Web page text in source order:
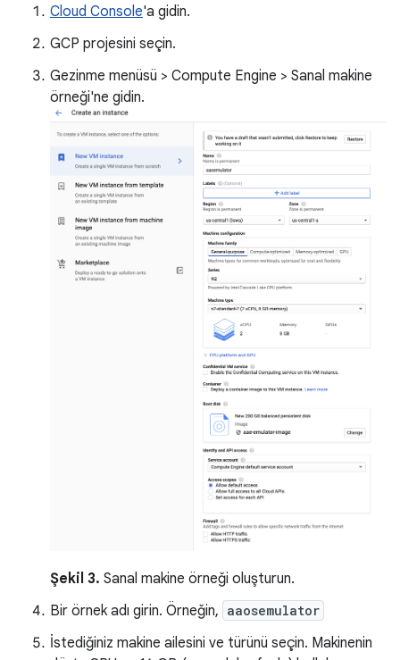
Cloud Console'a gidin.
GCP projesini seçin.
Gezinme menüsü > Compute Engine > Sanal makine
örneği'ne gidin.
Şekil 3. Sanal makine örneği oluşturun.
Bir örnek adı girin. Örneğin, aaosemulator
İstediğiniz makine ailesini ve türünü seçin. Makinenin